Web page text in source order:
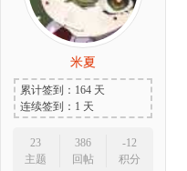
米夏
累计签到：164 天
连续签到：1 天
23
主题
386
回帖
-12
积分